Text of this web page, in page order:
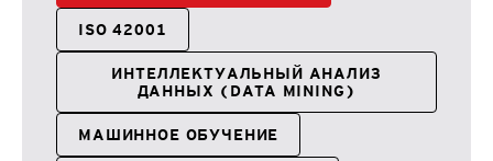
ISO 42001
ИНТЕЛЛЕКТУАЛЬНЫЙ АНАЛИЗ
ДАННЫХ (DATA MINING)
МАШИННОЕ ОБУЧЕНИЕ